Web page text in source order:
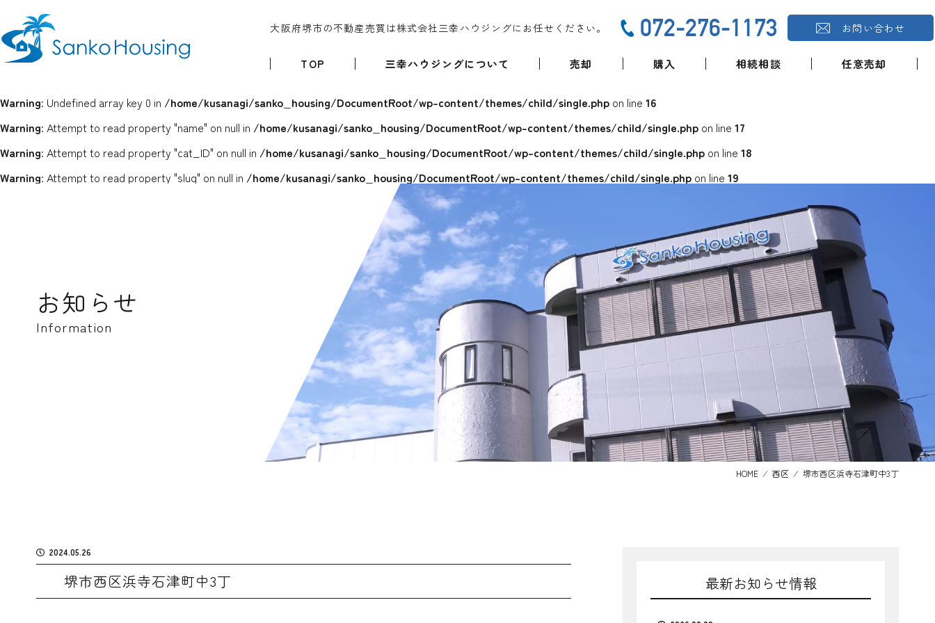
大阪府堺市の不動産売買は株式会社三幸ハウジングにお任せください。 072-276-1173 お問い合わせ
TOP 三幸ハウジングについて 売却 購入 相続相談 任意売却
Warning: Undefined array key 0 in /home/kusanagi/sanko_housing/DocumentRoot/wp-content/themes/child/single.php on line 16
Warning: Attempt to read property "name" on null in /home/kusanagi/sanko_housing/DocumentRoot/wp-content/themes/child/single.php on line 17
Warning: Attempt to read property "cat_ID" on null in /home/kusanagi/sanko_housing/DocumentRoot/wp-content/themes/child/single.php on line 18
Warning: Attempt to read property "slug" on null in /home/kusanagi/sanko_housing/DocumentRoot/wp-content/themes/child/single.php on line 19
お知らせ
Information
HOME ⁄ 西区 ⁄ 堺市西区浜寺石津町中3丁
2024.05.26
堺市西区浜寺石津町中3丁 最新お知らせ情報